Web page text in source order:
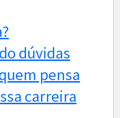
dúvidas
pensa
carreira